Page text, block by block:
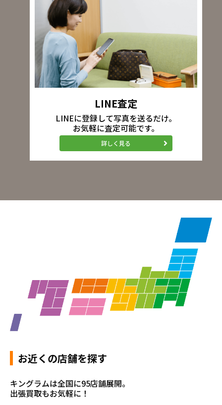
LINE査定
LINEに登録して写真を送るだけ。
お気軽に査定可能です。
詳しく見る
お近くの店舗を探す
キングラムは全国に95店舗展開。
出張買取もお気軽に！